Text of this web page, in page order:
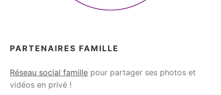
PARTENAIRES FAMILLE
Réseau social famille pour partager ses photos et
vidéos en privé !